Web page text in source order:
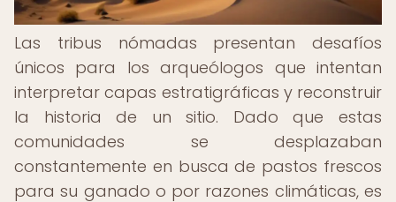
Las tribus nómadas presentan desafíos
únicos para los arqueólogos que intentan
interpretar capas estratigráficas y reconstruir
la historia de un sitio. Dado que estas
comunidades se desplazaban
constantemente en busca de pastos frescos
para su ganado o por razones climáticas, es